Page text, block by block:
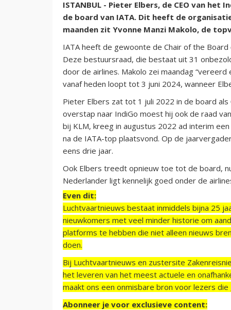
ISTANBUL - Pieter Elbers, de CEO van
de board van IATA. Dit heeft de
maanden zit Yvonne Manzi Makolo, de
IATA heeft de gewoonte de Chair of the
Deze bestuursraad, die bestaat uit 31
door de airlines. Makolo zei maandag
vanaf heden loopt tot 3 juni 2024, wanneer
Pieter Elbers zat tot 1 juli 2022 in de board
overstap naar IndiGo moest hij ook de raad
bij KLM, kreeg in augustus 2022 ad interim
na de IATA-top plaatsvond. Op de
eens drie jaar.
Ook Elbers treedt opnieuw toe tot de board,
Nederlander ligt kennelijk goed onder de
Even dit:
Luchtvaartnieuws bestaat inmiddels bijna 25
nieuwkomers met veel minder historie om
platforms te hebben die niet alleen nieuws
doen.
Bij Luchtvaartnieuws en zustersite
het leveren van het meest actuele en
maakt ons een onmisbare bron voor lezers
Abonneer je voor exclusieve content: